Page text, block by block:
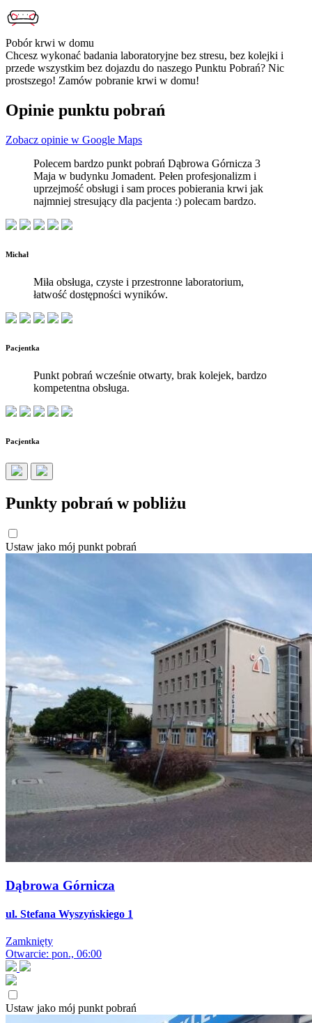
Pobór krwi w domu
Chcesz wykonać badania laboratoryjne bez stresu, bez kolejki i
przede wszystkim bez dojazdu do naszego Punktu Pobrań? Nic
prostszego! Zamów pobranie krwi w domu!
Opinie punktu pobrań
Zobacz opinie w Google Maps
Polecem bardzo punkt pobrań Dąbrowa Górnicza 3
Maja w budynku Jomadent. Pełen profesjonalizm i
uprzejmość obsługi i sam proces pobierania krwi jak
najmniej stresujący dla pacjenta :) polecam bardzo.
Michał
Miła obsługa, czyste i przestronne laboratorium,
łatwość dostępności wyników.
Pacjentka
Punkt pobrań wcześnie otwarty, brak kolejek, bardzo
kompetentna obsługa.
Pacjentka
Punkty pobrań w pobliżu
Ustaw jako mój punkt pobrań
Dąbrowa Górnicza
ul. Stefana Wyszyńskiego 1
Zamknięty
Otwarcie: pon., 06:00
Ustaw jako mój punkt pobrań